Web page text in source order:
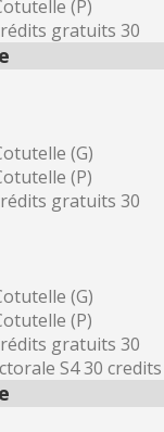
(P)
gratuits 30
(G)
(P)
gratuits 30
(G)
(P)
gratuits 30
S4 30